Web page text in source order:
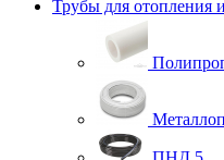
Трубы для отопления